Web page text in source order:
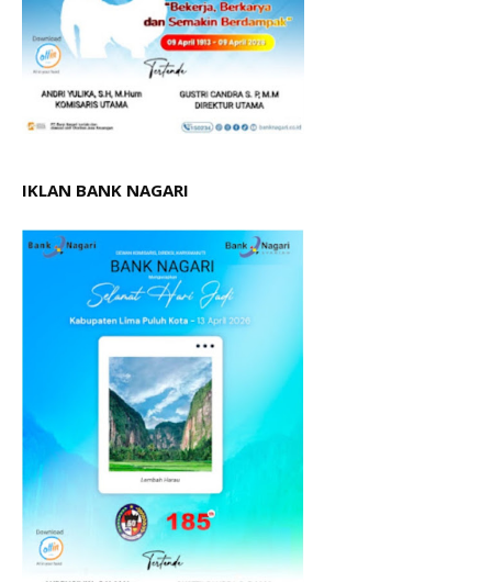
IKLAN BANK NAGARI